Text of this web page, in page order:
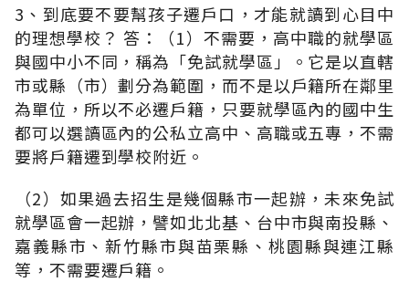
3、到底要不要幫孩子遷戶口，才能就讀到心目中
的理想學校？ 答：（1）不需要，高中職的就學區
與國中小不同，稱為「免試就學區」。它是以直轄
市或縣（市）劃分為範圍，而不是以戶籍所在鄰里
為單位，所以不必遷戶籍，只要就學區內的國中生
都可以選讀區內的公私立高中、高職或五專，不需
要將戶籍遷到學校附近。
（2）如果過去招生是幾個縣市一起辦，未來免試
就學區會一起辦，譬如北北基、台中市與南投縣、
嘉義縣市、新竹縣市與苗栗縣、桃園縣與連江縣
等，不需要遷戶籍。